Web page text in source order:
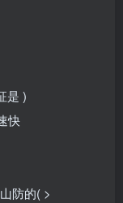
是 )
快
防的( >